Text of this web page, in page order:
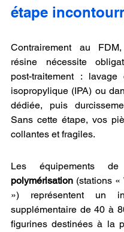
étape
Contrairement au
résine nécessite
post-traitement : lavage
isopropylique (IPA) ou
dédiée, puis
Sans cette étape, vos
collantes et fragiles.
Les équipements
polymérisation (stations «
») représentent un
supplémentaire de 40 à
figurines destinées à la